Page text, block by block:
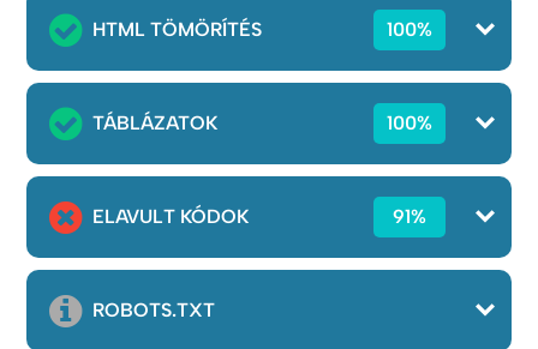
HTML TÖMÖRÍTÉS 100%
TÁBLÁZATOK 100%
ELAVULT KÓDOK 91%
ROBOTS.TXT